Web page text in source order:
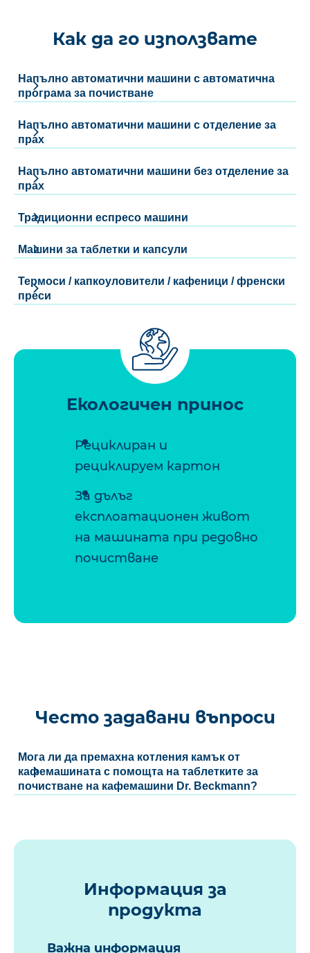
Как да го използвате
Напълно автоматични машини с автоматична
програма за почистване
Напълно автоматични машини с отделение за
прах
Напълно автоматични машини без отделение за
прах
Традиционни еспресо машини
Машини за таблетки и капсули
Термоси / капкоуловители / кафеници / френски
преси
Екологичен принос
Рециклиран и
рециклируем картон
За дълъг
експлоатационен живот
на машината при редовно
почистване
Често задавани въпроси
Мога ли да премахна котления камък от
кафемашината с помощта на таблетките за
почистване на кафемашини Dr. Beckmann?
Информация за
продукта
Важна информация